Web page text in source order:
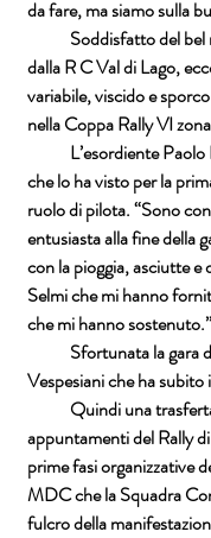
da fare, ma siamo sulla
Soddisfatto del bel
dalla R C Val di Lago,
variabile, viscido e
nella Coppa Rally VI
L’esordiente Paolo
che lo ha visto per la
ruolo di pilota. “Sono
entusiasta alla fine della
con la pioggia, asciutte
Selmi che mi hanno
che mi hanno sostenuto.”
Sfortunata la gara
Vespesiani che ha
Quindi una trasferta
appuntamenti del Rally
prime fasi organizzative
MDC che la Squadra
fulcro della